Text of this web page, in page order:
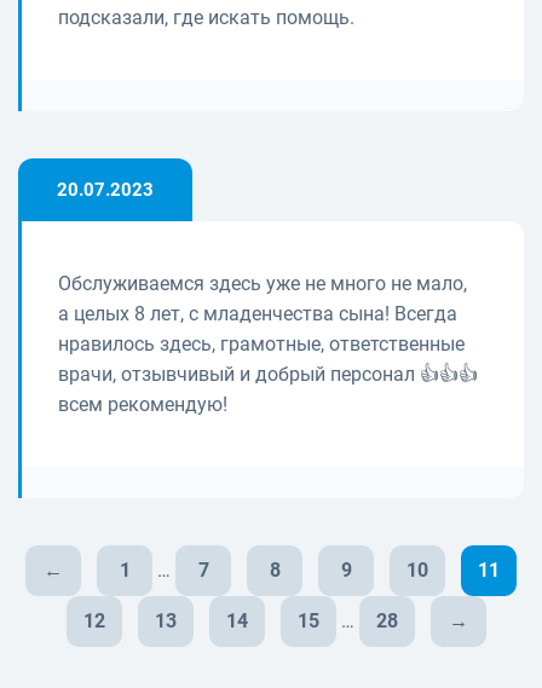
подсказали, где искать помощь.
20.07.2023
Обслуживаемся здесь уже не много не мало,
а целых 8 лет, с младенчества сына! Всегда
нравилось здесь, грамотные, ответственные
врачи, отзывчивый и добрый персонал 👍👍👍
всем рекомендую!
← 1 … 7 8 9 10 11
12 13 14 15 … 28 →